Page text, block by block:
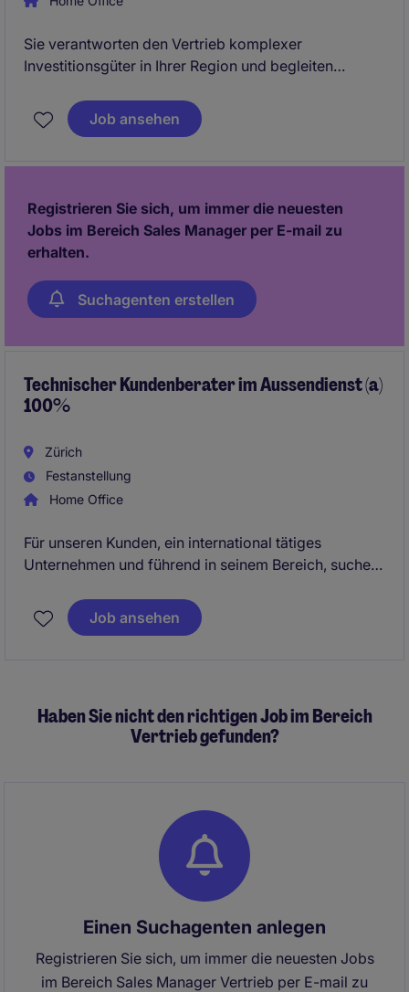
Sie verantworten den Vertrieb komplexer
Investitionsgüter in Ihrer Region und begleiten
Gesucht wird ein erfahrener Mid-Level-Sales-Profi
mit Netzwerk, technischer Affinität und Freude am
Job ansehen
Registrieren Sie sich, um immer die neuesten
Jobs im Bereich Sales Manager per E-mail zu
erhalten.
Suchagenten erstellen
Technischer Kundenberater im Aussendienst (a)
100%
Zürich
Festanstellung
Home Office
Für unseren Kunden, ein international tätiges
Unternehmen und führend in seinem Bereich, suchen
Wir richten uns an eine ausgeprägte Hunter-
Persönlichkeit mit starkem technischem Verständnis
attraktive Möglichkeiten zur fachlichen und
persönlichen Weiterentwicklung.
Job ansehen
Haben Sie nicht den richtigen Job im Bereich
Vertrieb gefunden?
Einen Suchagenten anlegen
Registrieren Sie sich, um immer die neuesten Jobs
im Bereich Sales Manager Vertrieb per E-mail zu